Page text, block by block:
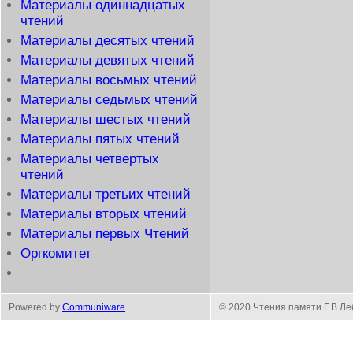
Материалы одиннадцатых
чтений
Материалы десятых чтений
Материалы девятых чтений
Материалы восьмых чтений
Материалы седьмых чтений
Материалы шестых чтений
Материалы пятых чтений
Материалы четвертых
чтений
Материалы третьих чтений
Материалы вторых чтений
Материалы первых Чтений
Оргкомитет
Powered by Communiware © 2020 Чтения памяти